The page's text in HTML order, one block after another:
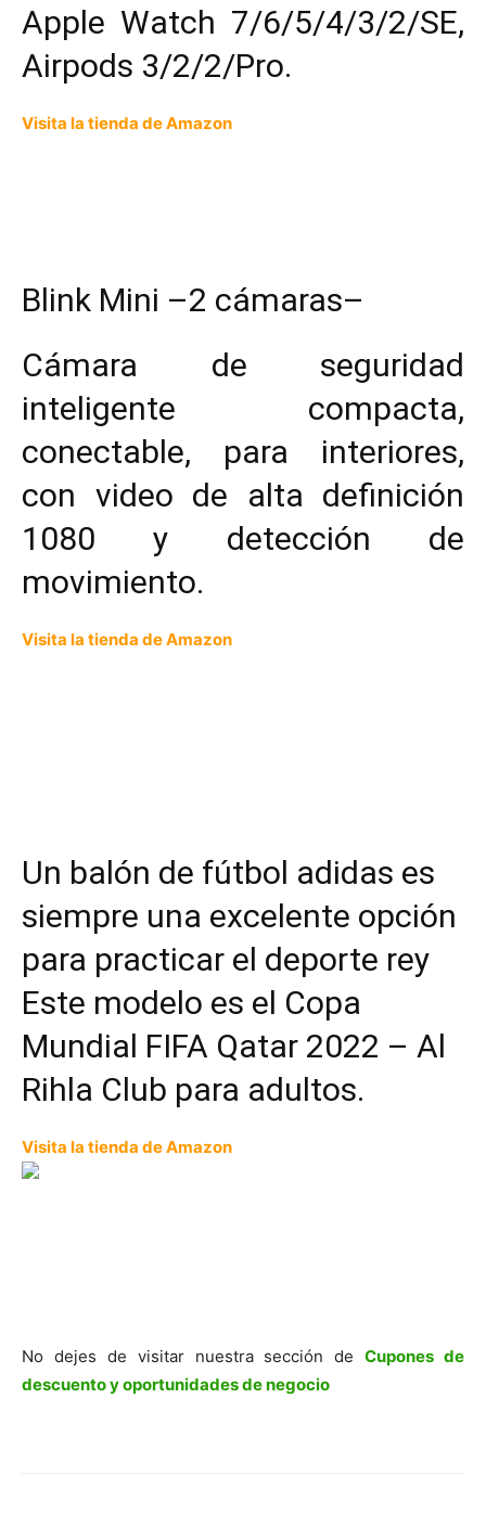
Apple Watch 7/6/5/4/3/2/SE,
Airpods 3/2/2/Pro.
Visita la tienda de Amazon
Blink Mini –2 cámaras–
Cámara de seguridad
inteligente compacta,
conectable, para interiores,
con video de alta definición
1080 y detección de
movimiento.
Visita la tienda de Amazon
Un balón de fútbol adidas es
siempre una excelente opción
para practicar el deporte rey
Este modelo es el Copa
Mundial FIFA Qatar 2022 – Al
Rihla Club para adultos.
Visita la tienda de Amazon
No dejes de visitar nuestra sección deCupones de
descuento y oportunidades de negocio